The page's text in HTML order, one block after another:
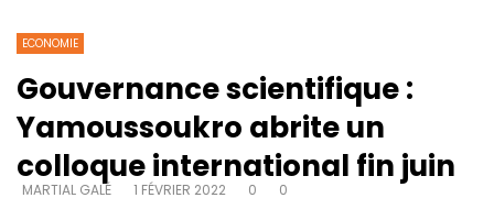
ECONOMIE
Gouvernance scientifique :
Yamoussoukro abrite un
colloque international fin juin
MARTIAL GALÉ 1 FÉVRIER 2022 0 0